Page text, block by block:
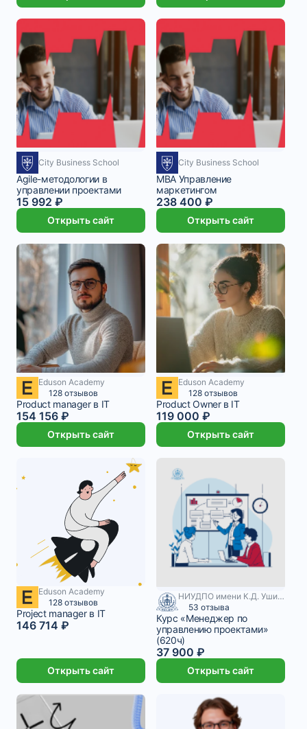
City Business School
Agile-методологии в
управлении проектами
15 992 ₽
Открыть сайт
City Business School
MBA Управление
маркетингом
238 400 ₽
Открыть сайт
6 423 ₽/мес 7 месяцев
Eduson Academy
128 отзывов
Product manager в IT
154 156 ₽
Открыть сайт
4 958 ₽/мес 9 месяцев
Eduson Academy
128 отзывов
Product Owner в IT
119 000 ₽
Открыть сайт
12 226 ₽/мес 3 месяца
Eduson Academy
128 отзывов
Project manager в IT
146 714 ₽
Открыть сайт
НИУДПО имени К.Д. Ушинского
53 отзыва
Курс «Менеджер по
управлению проектами»
(620ч)
37 900 ₽
Открыть сайт